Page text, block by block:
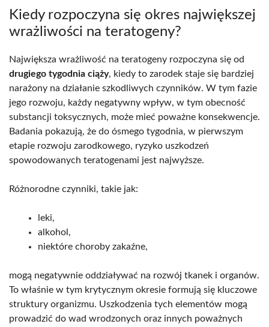
Kiedy rozpoczyna się okres największej
wrażliwości na teratogeny?
Największa wrażliwość na teratogeny rozpoczyna się od
drugiego tygodnia ciąży, kiedy to zarodek staje się bardziej
narażony na działanie szkodliwych czynników. W tym fazie
jego rozwoju, każdy negatywny wpływ, w tym obecność
substancji toksycznych, może mieć poważne konsekwencje.
Badania pokazują, że do ósmego tygodnia, w pierwszym
etapie rozwoju zarodkowego, ryzyko uszkodzeń
spowodowanych teratogenami jest najwyższe.
Różnorodne czynniki, takie jak:
leki,
alkohol,
niektóre choroby zakaźne,
mogą negatywnie oddziaływać na rozwój tkanek i organów.
To właśnie w tym krytycznym okresie formują się kluczowe
struktury organizmu. Uszkodzenia tych elementów mogą
prowadzić do wad wrodzonych oraz innych poważnych